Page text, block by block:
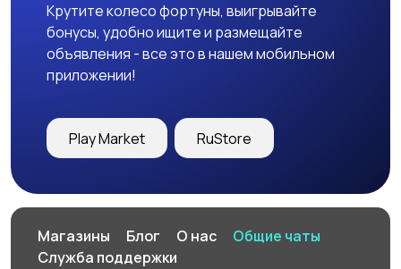
Крутите колесо фортуны, выигрывайте
бонусы, удобно ищите и размещайте
объявления - все это в нашем мобильном
приложении!
Play Market RuStore
Магазины Блог О нас
Общие чаты
Служба поддержки